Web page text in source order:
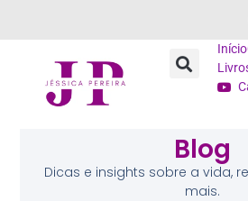
Início
Blog
Dicas e insights sobre a vida,
mais.